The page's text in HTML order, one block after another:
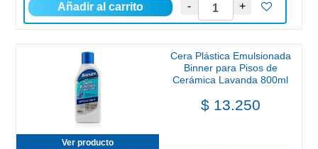
Ver producto
Cera Plástica Emulsionada
Binner para Pisos de
Cerámica Lavanda 800ml
$ 13.250